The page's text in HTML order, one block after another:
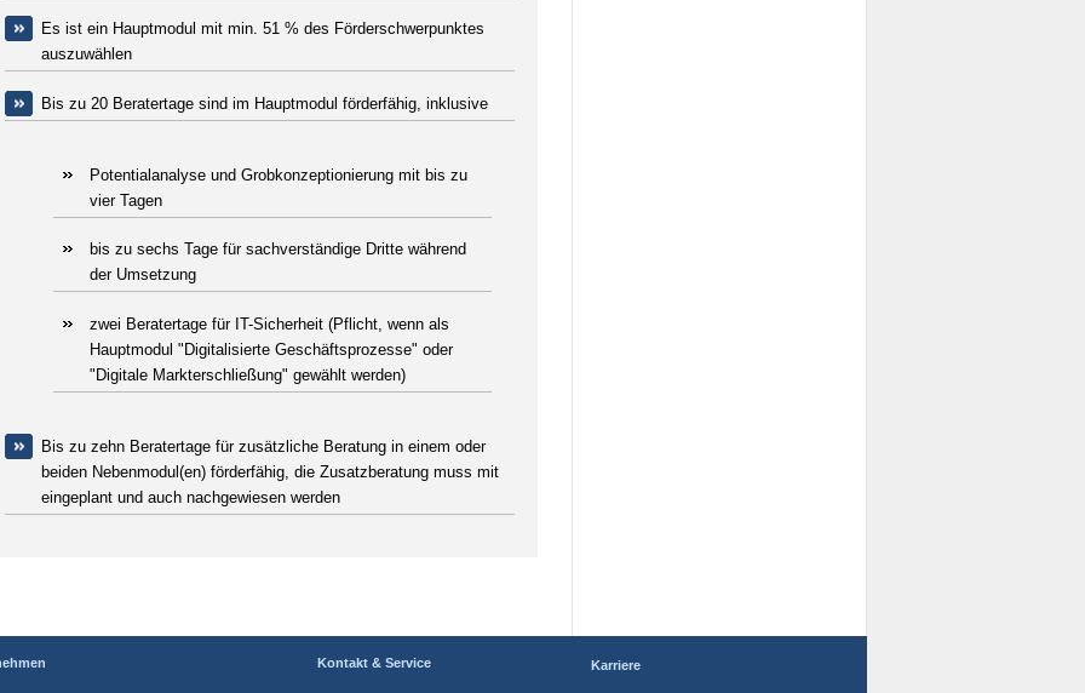
Es ist ein Hauptmodul mit min. 51 % des Förderschwerpunktes
auszuwählen
Bis zu 20 Beratertage sind im Hauptmodul förderfähig, inklusive
Potentialanalyse und Grobkonzeptionierung mit bis zu
vier Tagen
bis zu sechs Tage für sachverständige Dritte während
der Umsetzung
zwei Beratertage für IT-Sicherheit (Pflicht, wenn als
Hauptmodul "Digitalisierte Geschäftsprozesse" oder
"Digitale Markterschließung" gewählt werden)
Bis zu zehn Beratertage für zusätzliche Beratung in einem oder
beiden Nebenmodul(en) förderfähig, die Zusatzberatung muss mit
eingeplant und auch nachgewiesen werden
Kontakt & Service Karriere